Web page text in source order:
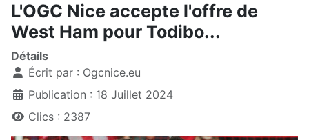
L'OGC Nice accepte l'offre de
West Ham pour Todibo...
Détails
Écrit par : Ogcnice.eu
Publication : 18 Juillet 2024
Clics : 2387